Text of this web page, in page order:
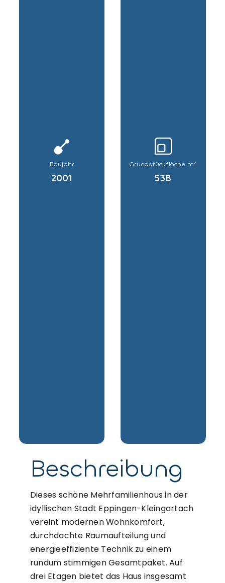
Baujahr
2001
Grundstückfläche m²
538
Beschreibung
Dieses schöne Mehrfamilienhaus in der
idyllischen Stadt Eppingen-Kleingartach
vereint modernen Wohnkomfort,
durchdachte Raumaufteilung und
energieeffiziente Technik zu einem
rundum stimmigen Gesamtpaket. Auf
drei Etagen bietet das Haus insgesamt